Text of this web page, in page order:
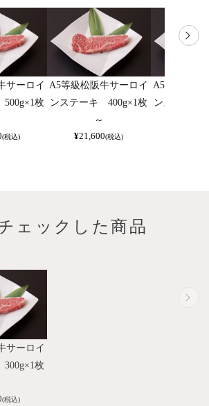
サーロイ
枚
(税込)
A5等級松阪牛サーロイ
ンステーキ 400g×1枚
～
¥21,600(税込)
A5等級松阪
ンステーキ
ェックした商品
サーロイ
枚
(税込)